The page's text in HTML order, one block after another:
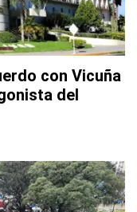
con Vicuña
del